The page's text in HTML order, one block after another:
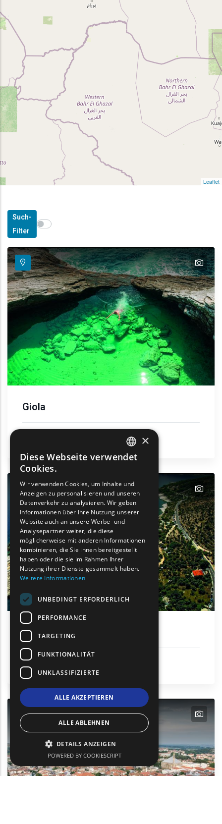
Such-
Filter
Show map on mouse hover
text
Giola
text
Alyki
Sonne und Meer
Thassos
text
Leaflet
ENGLISH
FRENCH
BULGARIAN
ROMANIAN
TURKISH
×
Diese Webseite verwendet
Cookies.
Wir verwenden Cookies, um Inhalte und
Anzeigen zu personalisieren und unseren
Datenverkehr zu analysieren. Wir geben
Informationen über Ihre Nutzung unserer
Website auch an unsere Werbe- und
Analysepartner weiter, die diese
möglicherweise mit anderen Informationen
kombinieren, die Sie ihnen bereitgestellt
haben oder die sie im Rahmen Ihrer
Nutzung ihrer Dienste gesammelt haben.
Weitere Informationen
UNBEDINGT ERFORDERLICH
PERFORMANCE
TARGETING
FUNKTIONALITÄT
UNKLASSIFIZIERTE
ALLE AKZEPTIEREN
ALLE ABLEHNEN
DETAILS ANZEIGEN
POWERED BY COOKIESCRIPT